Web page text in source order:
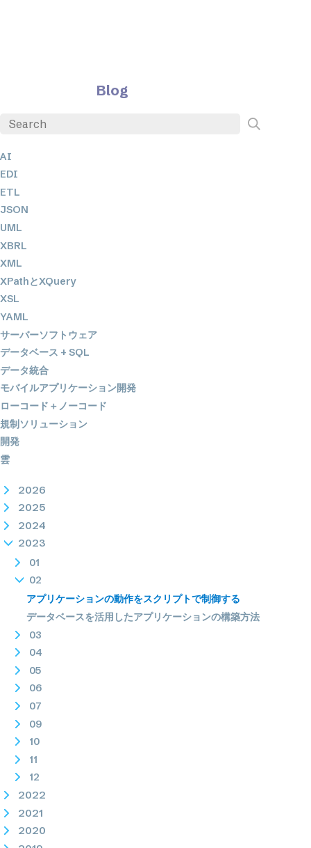
Blog
AI
EDI
ETL
JSON
UML
XBRL
XML
XPathとXQuery
XSL
YAML
サーバーソフトウェア
データベース + SQL
データ統合
モバイルアプリケーション開発
ローコード＋ノーコード
規制ソリューション
開発
雲
2026
2025
2024
2023
01
02
アプリケーションの動作をスクリプトで制御する
データベースを活用したアプリケーションの構築方法
03
04
05
06
07
09
10
11
12
2022
2021
2020